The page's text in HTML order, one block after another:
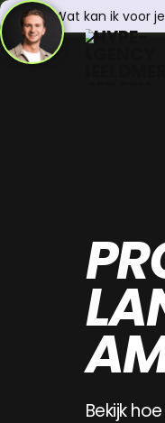
Hey! 👋 Wat kan ik voor
Bekijk